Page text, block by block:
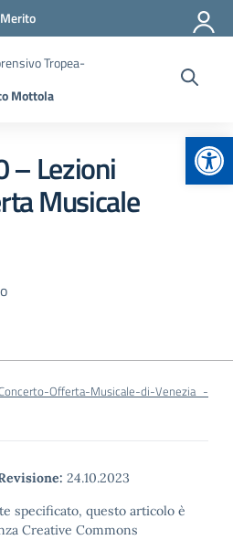
Tropea-
Mottola
– Lezioni
Musicale
Offerta-Musicale-di-Venezia_-
24.10.2023
specificato, questo articolo è
Creative Commons